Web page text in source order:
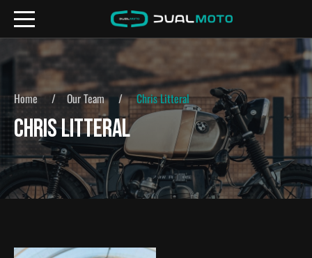
Home Our Team Chris Litteral
CHRIS LITTERAL